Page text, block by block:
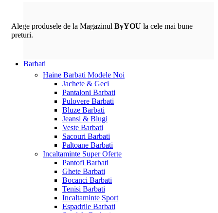
Alege produsele de la Magazinul ByYOU la cele mai bune
preturi.
Barbati
Haine Barbati Modele Noi
Jachete & Geci
Pantaloni Barbati
Pulovere Barbati
Bluze Barbati
Jeansi & Blugi
Veste Barbati
Sacouri Barbati
Paltoane Barbati
Incaltaminte Super Oferte
Pantofi Barbati
Ghete Barbati
Bocanci Barbati
Tenisi Barbati
Incaltaminte Sport
Espadrile Barbati